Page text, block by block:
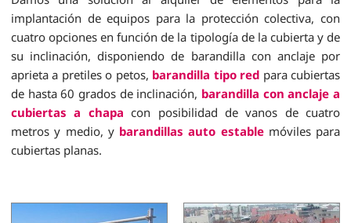
implantación de equipos para la protección colectiva, con
cuatro opciones en función de la tipología de la cubierta y de
su inclinación, disponiendo de barandilla con anclaje por
aprieta a pretiles o petos, barandilla tipo red para cubiertas
de hasta 60 grados de inclinación, barandilla con anclaje a
cubiertas a chapa con posibilidad de vanos de cuatro
metros y medio, y barandillas auto establemóviles para
cubiertas planas.